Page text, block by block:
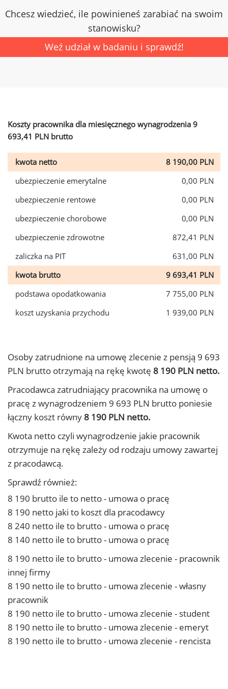
Chcesz wiedzieć, ile powinieneś zarabiać na swoim
stanowisku?
Weź udział w badaniu i sprawdź!
Koszty pracownika dla miesięcznego wynagrodzenia 9
693,41 PLN brutto
kwota netto
8 190,00 PLN
ubezpieczenie emerytalne
0,00 PLN
ubezpieczenie rentowe
0,00 PLN
ubezpieczenie chorobowe
0,00 PLN
ubezpieczenie zdrowotne
872,41 PLN
zaliczka na PIT
631,00 PLN
kwota brutto
9 693,41 PLN
podstawa opodatkowania
7 755,00 PLN
koszt uzyskania przychodu
1 939,00 PLN
Osoby zatrudnione na umowę zlecenie z pensją 9 693
PLN brutto otrzymają na rękę kwotę 8 190 PLN netto.
Pracodawca zatrudniający pracownika na umowę o
pracę z wynagrodzeniem 9 693 PLN brutto poniesie
łączny koszt równy8 190 PLN netto.
Kwota netto czyli wynagrodzenie jakie pracownik
otrzymuje na rękę zależy od rodzaju umowy zawartej
z pracodawcą.
Sprawdź również:
8 190 brutto ile to netto - umowa o pracę
8 190 netto jaki to koszt dla pracodawcy
8 240 netto ile to brutto - umowa o pracę
8 140 netto ile to brutto - umowa o pracę
8 190 netto ile to brutto - umowa zlecenie - pracownik
innej firmy
8 190 netto ile to brutto - umowa zlecenie - własny
pracownik
8 190 netto ile to brutto - umowa zlecenie - student
8 190 netto ile to brutto - umowa zlecenie - emeryt
8 190 netto ile to brutto - umowa zlecenie - rencista